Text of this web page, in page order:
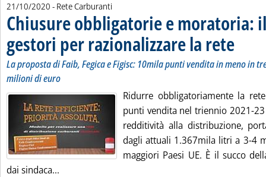
21/10/2020 - Rete Carburanti
Chiusure obbligatorie e moratoria:
gestori per razionalizzare la rete
La proposta di Faib, Fegica e Figisc: 10mila punti vendita in meno in
milioni di euro
Ridurre obbligatoriamente la
punti vendita nel triennio 2021-
redditività alla distribuzione,
dagli attuali 1.367mila litri a 3-4
maggiori Paesi UE. È il succo
dai sindaca...